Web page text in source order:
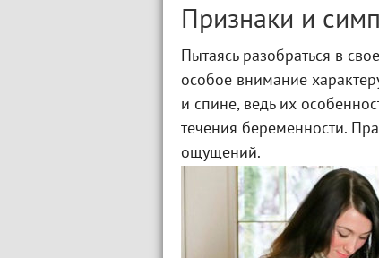
Признаки и
Пытаясь разобраться в
особое внимание
и спине, ведь их
течения беременности.
ощущений.